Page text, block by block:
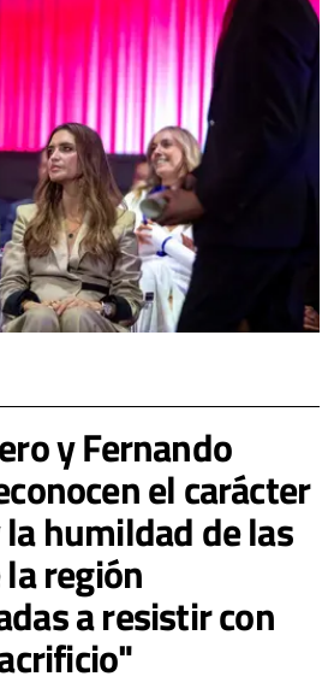
y Fernando
el carácter
humildad de las
región
a resistir con